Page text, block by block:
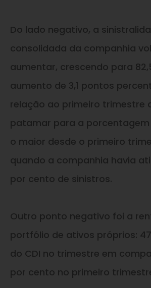
Do lado negativo, a
consolidada da companhia
aumentar, crescendo para
aumento de 3,1 pontos
relação ao primeiro trimestre
patamar para a porcentagem
o maior desde o primeiro
quando a companhia havia
por cento de sinistros.
Outro ponto negativo foi a
portfólio de ativos próprios:
do CDI no trimestre em
por cento no primeiro